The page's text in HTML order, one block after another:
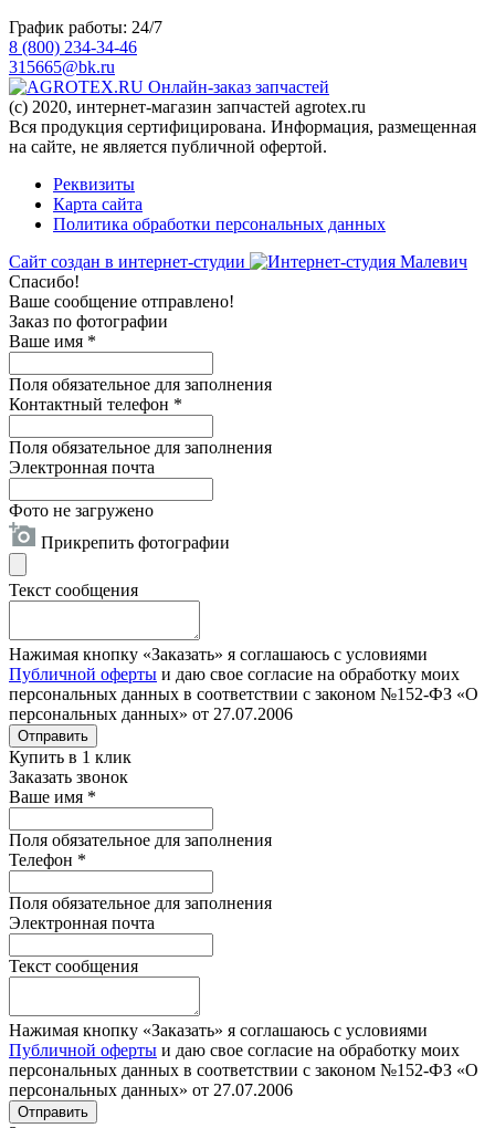
График работы: 24/7
8 (800) 234-34-46
315665@bk.ru
Онлайн-заказ запчастей
(c) 2020, интернет-магазин запчастей agrotex.ru
Вся продукция сертифицирована. Информация, размещенная
на сайте, не является публичной офертой.
Реквизиты
Карта сайта
Политика обработки персональных данных
Сайт создан в интернет-студии
Спасибо!
Ваше сообщение отправлено!
Заказ по фотографии
Ваше имя *
Поля обязательное для заполнения
Контактный телефон *
Поля обязательное для заполнения
Электронная почта
Фото не загружено
Прикрепить фотографии
Текст сообщения
Нажимая кнопку «Заказать» я соглашаюсь с условиями
Публичной оферты и даю свое согласие на обработку моих
персональных данных в соответствии с законом №152-ФЗ «О
персональных данных» от 27.07.2006
Отправить
Купить в 1 клик
Заказать звонок
Ваше имя *
Поля обязательное для заполнения
Телефон *
Поля обязательное для заполнения
Электронная почта
Текст сообщения
Нажимая кнопку «Заказать» я соглашаюсь с условиями
Публичной оферты и даю свое согласие на обработку моих
персональных данных в соответствии с законом №152-ФЗ «О
персональных данных» от 27.07.2006
Отправить